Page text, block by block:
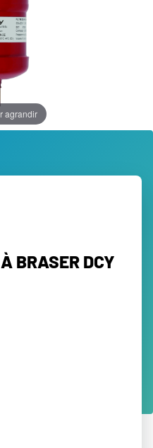
agrandir
BRASER DCY